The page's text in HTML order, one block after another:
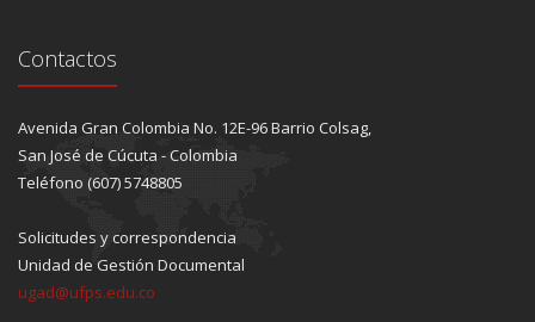
Contactos
Avenida Gran Colombia No. 12E-96 Barrio Colsag,
San José de Cúcuta - Colombia
Teléfono (607) 5748805
Solicitudes y correspondencia
Unidad de Gestión Documental
ugad@ufps.edu.co